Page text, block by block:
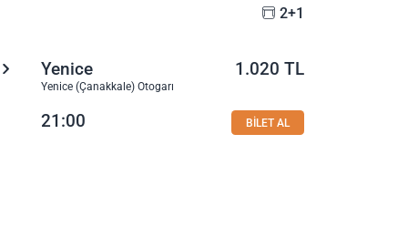
2+1
Yenice
Yenice (Çanakkale) Otogarı
1.020 TL
21:00 BİLET AL